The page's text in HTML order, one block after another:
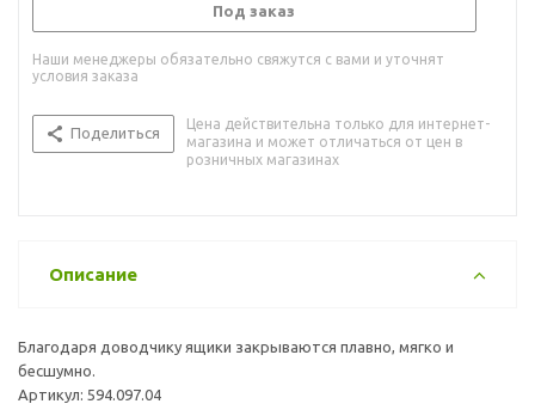
Под заказ
Наши менеджеры обязательно свяжутся с вами и уточнят
условия заказа
Поделиться
Цена действительна только для интернет-
магазина и может отличаться от цен в
розничных магазинах
Описание
Благодаря доводчику ящики закрываются плавно, мягко и
бесшумно.
Артикул: 594.097.04